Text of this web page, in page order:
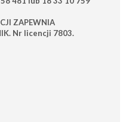
ZAPEWNIA
Nr licencji 7803.